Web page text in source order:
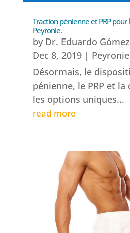
Traction pénienne et PRP
Peyronie.
by Dr. Eduardo
Dec 8, 2019|
Désormais, le
pénienne, le PRP et
les options uniques...
read more